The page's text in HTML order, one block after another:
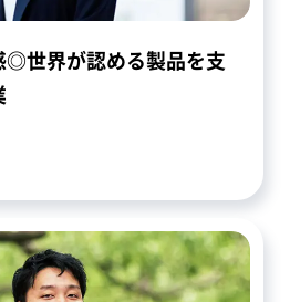
◎世界が認める製品を支